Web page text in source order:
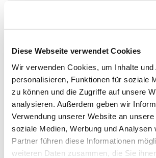
Diese Webseite verwendet Cookies
Wir verwenden Cookies, um Inhalte und
personalisieren, Funktionen für soziale
zu können und die Zugriffe auf unsere
analysieren. Außerdem geben wir
Verwendung unserer Website an
soziale Medien, Werbung und Analysen
Partner führen diese Informationen
weiteren Daten zusammen, die Sie
Am Sonntag, 6. September 2026,
Outdoor-Gottesdienst“ am Zollhaus
Herbede ein. Wir freuen uns auf
– kommt alle!
Bei Regen findet der Gottesdienst in
katholischen Kirche St. Peter und